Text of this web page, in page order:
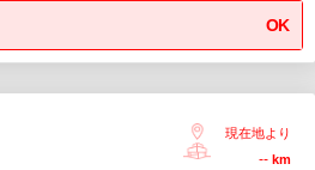
OK
現在地より
-- km